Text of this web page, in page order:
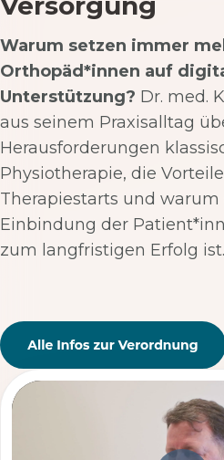
Warum setzen immer
Orthopäd*innen auf
Unterstützung? Dr. med.
aus seinem Praxisalltag
Herausforderungen
Physiotherapie, die
Therapiestarts und warum
Einbindung der
zum langfristigen Erfolg ist.